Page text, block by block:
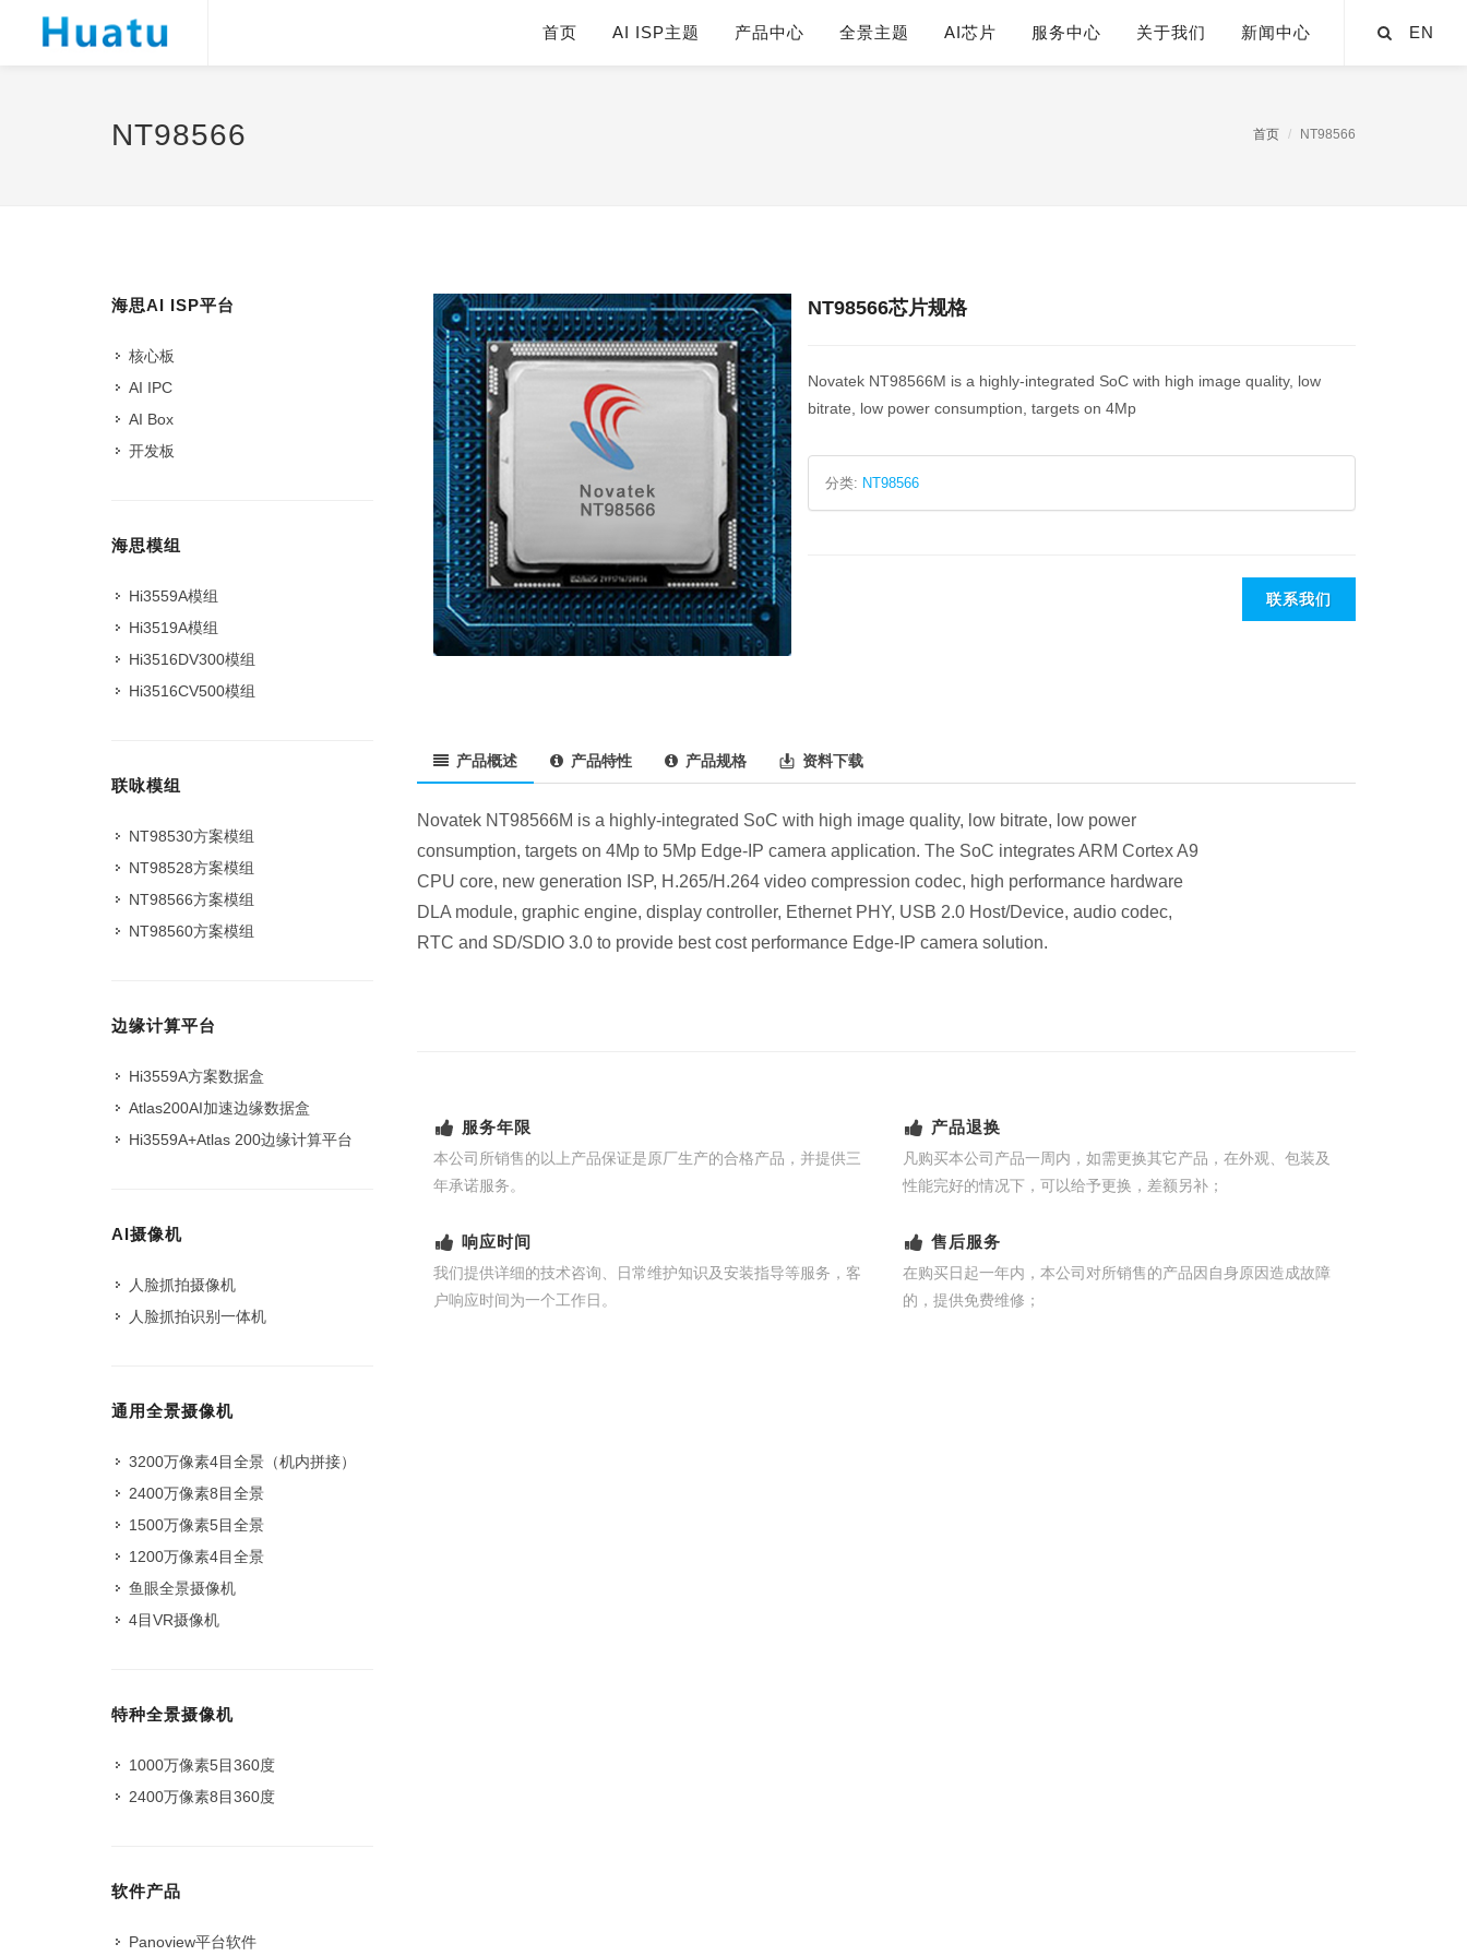
首页 AI ISP主题 产品中心 全景主题 AI芯片 服务中心 关于我们 新闻中心 EN
NT98566 首页 NT98566
NT98566芯片规格
Novatek NT98566M is a highly-integrated SoC with high image quality, low
bitrate, low power consumption, targets on 4Mp
分类: NT98566
联系我们
产品概述 产品特性 产品规格 资料下载
Novatek NT98566M is a highly-integrated SoC with high image quality, low bitrate, low power
consumption, targets on 4Mp to 5Mp Edge-IP camera application. The SoC integrates ARM Cortex A9
CPU core, new generation ISP, H.265/H.264 video compression codec, high performance hardware
DLA module, graphic engine, display controller, Ethernet PHY, USB 2.0 Host/Device, audio codec,
RTC and SD/SDIO 3.0 to provide best cost performance Edge-IP camera solution.
服务年限
本公司所销售的以上产品保证是原厂生产的合格产品，并提供三
年承诺服务。
产品退换
凡购买本公司产品一周内，如需更换其它产品，在外观、包装及
性能完好的情况下，可以给予更换，差额另补；
响应时间
我们提供详细的技术咨询、日常维护知识及安装指导等服务，客
户响应时间为一个工作日。
售后服务
在购买日起一年内，本公司对所销售的产品因自身原因造成故障
的，提供免费维修；
海思AI ISP平台
核心板
AI IPC
AI Box
开发板
海思模组
Hi3559A模组
Hi3519A模组
Hi3516DV300模组
Hi3516CV500模组
联咏模组
NT98530方案模组
NT98528方案模组
NT98566方案模组
NT98560方案模组
边缘计算平台
Hi3559A方案数据盒
Atlas200AI加速边缘数据盒
Hi3559A+Atlas 200边缘计算平台
AI摄像机
人脸抓拍摄像机
人脸抓拍识别一体机
通用全景摄像机
3200万像素4目全景（机内拼接）
2400万像素8目全景
1500万像素5目全景
1200万像素4目全景
鱼眼全景摄像机
4目VR摄像机
特种全景摄像机
1000万像素5目360度
2400万像素8目360度
软件产品
Panoview平台软件